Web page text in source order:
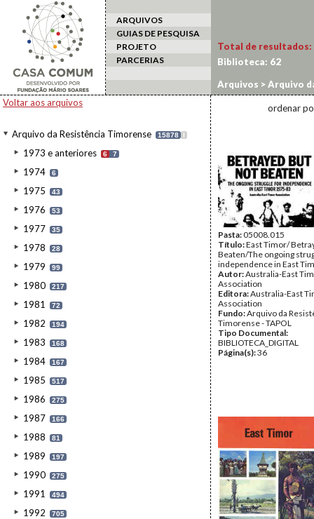
ARQUIVOS
GUIAS DE PESQUISA
PROJETO
PARCERIAS
Voltar aos arquivos
Arquivo da Resistência Timorense 15878 I
1973 e anteriores 6 7
1974 6
1975 43
1976 53
1977 35
1978 28
1979 99
1980 217
1981 72
1982 194
1983 168
1984 167
1985 517
1986 275
1987 166
1988 81
1989 197
1990 275
1991 494
1992 705
Total de resultados:
Biblioteca: 62
Arquivos >Arquivo
ordenar
Pasta:05008.015
Título:East Timor/
Beaten/The ongoing
independence in East
Autor:Australia-East
Association
Editora:Australia-East
Association
Fundo:Arquivo da
Timorense - TAPOL
Tipo Documental:
BIBLIOTECA_DIGITAL
Página(s):36